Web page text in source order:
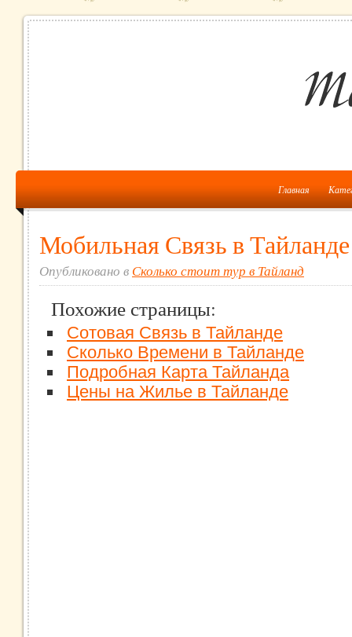
Главная
Мобильная Связь в Тайланде
Опубликовано в Сколько стоит тур в Тайланд
Похожие страницы:
Сотовая Связь в Тайланде
Сколько Времени в Тайланде
Подробная Карта Тайланда
Цены на Жилье в Тайланде